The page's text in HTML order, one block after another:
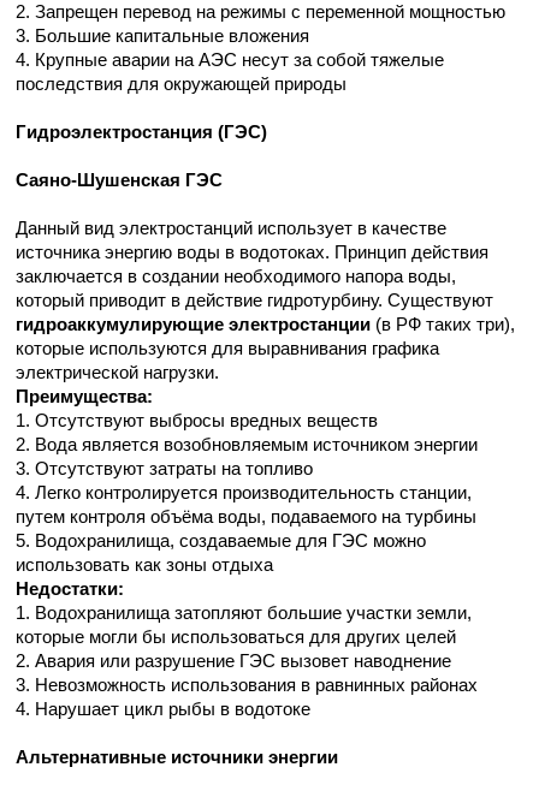
2. Запрещен перевод на режимы с переменной мощностью
3. Большие капитальные вложения
4. Крупные аварии на АЭС несут за собой тяжелые
последствия для окружающей природы
Гидроэлектростанция (ГЭС)
Саяно-Шушенская ГЭС
Данный вид электростанций использует в качестве
источника энергию воды в водотоках. Принцип действия
заключается в создании необходимого напора воды,
который приводит в действие гидротурбину. Существуют
гидроаккумулирующие электростанции (в РФ таких три),
которые используются для выравнивания графика
электрической нагрузки.
Преимущества:
1. Отсутствуют выбросы вредных веществ
2. Вода является возобновляемым источником энергии
3. Отсутствуют затраты на топливо
4. Легко контролируется производительность станции,
путем контроля объёма воды, подаваемого на турбины
5. Водохранилища, создаваемые для ГЭС можно
использовать как зоны отдыха
Недостатки:
1. Водохранилища затопляют большие участки земли,
которые могли бы использоваться для других целей
2. Авария или разрушение ГЭС вызовет наводнение
3. Невозможность использования в равнинных районах
4. Нарушает цикл рыбы в водотоке
Альтернативные источники энергии